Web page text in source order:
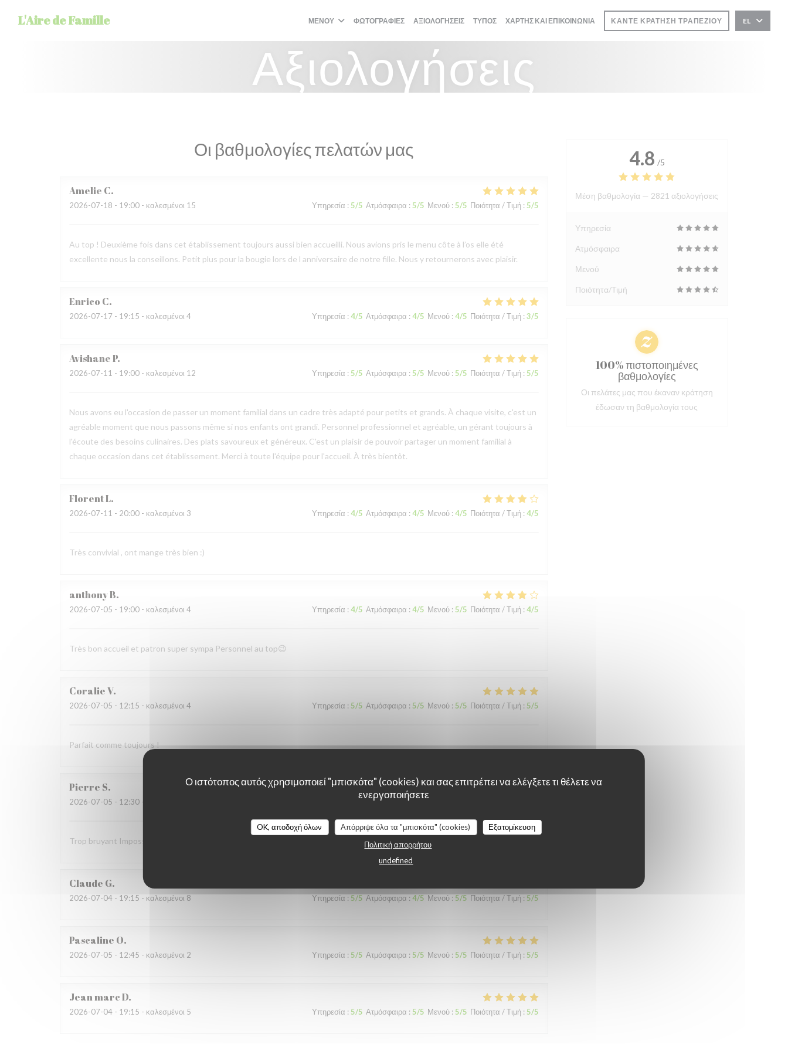
Ο ιστότοπος αυτός χρησιμοποιεί "μπισκότα" (cookies) και σας επιτρέπει να ελέγξετε τι θέλετε να
ενεργοποιήσετε
OK, αποδοχή όλων Απόρριψε όλα τα "μπισκότα" (cookies)
Εξατομίκευση
Πολιτική απορρήτου
undefined
L'Aire de Famille ΜΕΝΟΎ ΦΩΤΟΓΡΑΦΊΕΣ ΑΞΙΟΛΟΓΉΣΕΙΣ ΤΎΠΟΣ ΧΆΡΤΗΣ ΚΑΙ ΕΠΙΚΟΙΝΩΝΊΑ ΚΆΝΤΕ ΚΡΆΤΗΣΗ ΤΡΑΠΕΖΙΟΎ EL
Αξιολογήσεις
Οι βαθμολογίες πελατών μας
Amelie C
2026-07-18 - 19:00 - καλεσμένοι 15 Υπηρεσία : 5/5 Ατμόσφαιρα : 5/5 Μενού: 5/5 Ποιότητα / Τιμή: 5/5
Au top ! Deuxième fois dans cet établissement toujours aussi bien accueilli. Nous avions pris le menu côte à l’os elle été
excellente nous la conseillons. Petit plus pour la bougie lors de l anniversaire de notre fille. Nous y retournerons avec plaisir.
Enrico C
2026-07-17 - 19:15 - καλεσμένοι 4 Υπηρεσία : 4/5 Ατμόσφαιρα : 4/5 Μενού: 4/5 Ποιότητα / Τιμή: 3/5
AvishaneP
2026-07-11 - 19:00 - καλεσμένοι 12 Υπηρεσία : 5/5 Ατμόσφαιρα : 5/5 Μενού: 5/5 Ποιότητα / Τιμή: 5/5
Nous avons eu l'occasion de passer un moment familial dans un cadre très adapté pour petits et grands. À chaque visite, c'est un
agréable moment que nous passons même si nos enfants ont grandi. Personnel professionnel et agréable, un gérant toujours à
l'écoute des besoins culinaires. Des plats savoureux et généreux. C'est un plaisir de pouvoir partager un moment familial à
chaque occasion dans cet établissement. Merci à toute l'équipe pour l'accueil. À très bientôt.
FlorentL
2026-07-11 - 20:00 - καλεσμένοι 3 Υπηρεσία : 4/5 Ατμόσφαιρα : 4/5 Μενού: 4/5 Ποιότητα / Τιμή: 4/5
Très convivial , ont mange très bien :)
anthonyB
2026-07-05 - 19:00 - καλεσμένοι 4 Υπηρεσία : 4/5 Ατμόσφαιρα : 4/5 Μενού: 5/5 Ποιότητα / Τιμή: 4/5
Très bon accueil et patron super sympa Personnel au top😉
CoralieV
2026-07-05 - 12:15 - καλεσμένοι 4 Υπηρεσία : 5/5 Ατμόσφαιρα : 5/5 Μενού: 5/5 Ποιότητα / Τιμή: 5/5
Parfait comme toujours !
Pierre S
2026-07-05 - 12:30 - καλεσμένοι 9 Ατμόσφαιρα :
Trop bruyant Impossible de parler Salade Caesar avec du poulet chaud …
Claude G
2026-07-04 - 19:15 - καλεσμένοι 8 Υπηρεσία : 5/5 Ατμόσφαιρα : 4/5 Μενού: 5/5 Ποιότητα / Τιμή : 5/5
Pascaline O
2026-07-05 - 12:45 - καλεσμένοι 2 Υπηρεσία : 5/5 Ατμόσφαιρα : 5/5 Μενού: 5/5 Ποιότητα / Τιμή: 5/5
Jean marcD
2026-07-04 - 19:15 - καλεσμένοι 5 Υπηρεσία : 5/5 Ατμόσφαιρα : 5/5 Μενού: 5/5 Ποιότητα / Τιμή: 5/5
4.8 /5
Μέση βαθμολογία — 2821 αξιολογήσεις
Υπηρεσία
Ατμόσφαιρα
Μενού
Ποιότητα/Τιμή
100% πιστοποιημένες
βαθμολογίες
Οι πελάτες μας που έκαναν κράτηση
έδωσαν τη βαθμολογία τους